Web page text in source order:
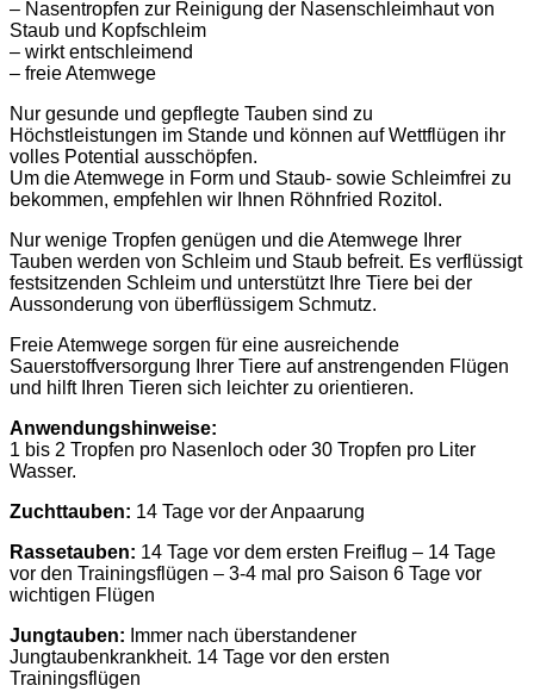
– Nasentropfen zur Reinigung der Nasenschleimhaut von
Staub und Kopfschleim
– wirkt entschleimend
– freie Atemwege
Nur gesunde und gepflegte Tauben sind zu
Höchstleistungen im Stande und können auf Wettflügen ihr
volles Potential ausschöpfen.
Um die Atemwege in Form und Staub- sowie Schleimfrei zu
bekommen, empfehlen wir Ihnen Röhnfried Rozitol.
Nur wenige Tropfen genügen und die Atemwege Ihrer
Tauben werden von Schleim und Staub befreit. Es verflüssigt
festsitzenden Schleim und unterstützt Ihre Tiere bei der
Aussonderung von überflüssigem Schmutz.
Freie Atemwege sorgen für eine ausreichende
Sauerstoffversorgung Ihrer Tiere auf anstrengenden Flügen
und hilft Ihren Tieren sich leichter zu orientieren.
Anwendungshinweise:
1 bis 2 Tropfen pro Nasenloch oder 30 Tropfen pro Liter
Wasser.
Zuchttauben: 14 Tage vor der Anpaarung
Rassetauben: 14 Tage vor dem ersten Freiflug – 14 Tage
vor den Trainingsflügen – 3-4 mal pro Saison 6 Tage vor
wichtigen Flügen
Jungtauben: Immer nach überstandener
Jungtaubenkrankheit. 14 Tage vor den ersten
Trainingsflügen